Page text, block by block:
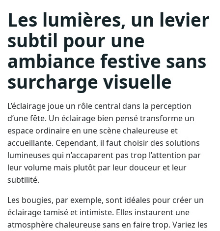
Les lumières, un levier
subtil pour une
ambiance festive sans
surcharge visuelle
L’éclairage joue un rôle central dans la perception
d’une fête. Un éclairage bien pensé transforme un
espace ordinaire en une scène chaleureuse et
accueillante. Cependant, il faut choisir des solutions
lumineuses qui n’accaparent pas trop l’attention par
leur volume mais plutôt par leur douceur et leur
subtilité.
Les bougies, par exemple, sont idéales pour créer un
éclairage tamisé et intimiste. Elles instaurent une
atmosphère chaleureuse sans en faire trop. Variez les